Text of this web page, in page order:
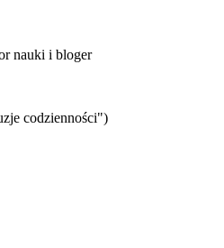
nauki i bloger
codzienności")